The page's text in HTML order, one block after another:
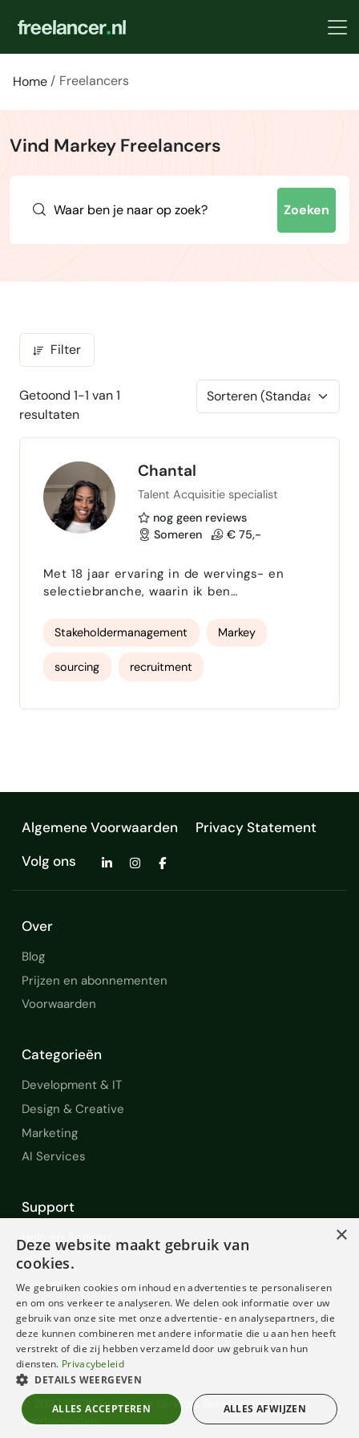
Home Freelancers
Vind Markey Freelancers
Zoeken
Filter
Getoond 1-1 van 1
resultaten
Chantal
Talent Acquisitie specialist
nog geen reviews
Someren
€ 75,-
Met 18 jaar ervaring in de wervings- en
selectiebranche, waarin ik ben
recruiter, Talent Acquisition Partner en
uiteindelijk een coachende en
leidinggevende rol heb vervuld, ben ik ervan
overtuigd dat mijn expertise en
aanvulling zullen zijn op uw team. In de
Stakeholdermanagement Markey
sourcing recruitment
Algemene Voorwaarden
Privacy Statement
Volg ons
Over
Blog
Prijzen en abonnementen
Voorwaarden
Categorieën
Development & IT
Design & Creative
Marketing
AI Services
Support
Help en Support
FAQ
Contact
Diensten
Voorwaarden
© 2022-2026 Freelancer Services Benelux. Alle rechten
voorbehouden.
×
Deze website maakt gebruik van
cookies.
We gebruiken cookies om inhoud en advertenties te personaliseren
en om ons verkeer te analyseren. We delen ook informatie over uw
gebruik van onze site met onze advertentie- en analysepartners, die
deze kunnen combineren met andere informatie die u aan hen heeft
verstrekt of die zij hebben verzameld door uw gebruik van hun
diensten. Privacybeleid
DETAILS WEERGEVEN
ALLES ACCEPTEREN ALLES AFWIJZEN